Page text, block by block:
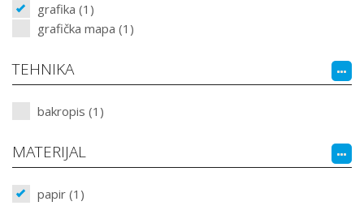
grafika (1)
grafička mapa (1)
TEHNIKA
bakropis (1)
MATERIJAL
papir (1)